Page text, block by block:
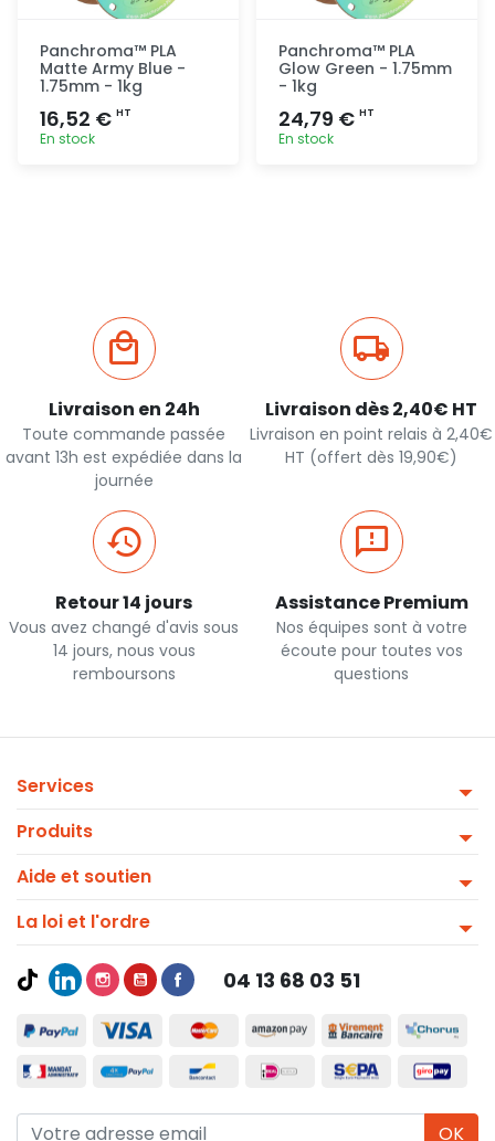
Panchroma™ PLA
Matte Army Blue -
1.75mm - 1kg
16,52 € HT
En stock
Panchroma™ PLA
Glow Green - 1.75mm
- 1kg
24,79 € HT
En stock
Livraison en 24h
Toute commande passée
avant 13h est expédiée dans la
journée
Livraison dès 2,40€ HT
Livraison en point relais à 2,40€
HT (offert dès 19,90€)
Retour 14 jours
Vous avez changé d'avis sous
14 jours, nous vous
remboursons
Assistance Premium
Nos équipes sont à votre
écoute pour toutes vos
questions
Services
Produits
Aide et soutien
La loi et l'ordre
04 13 68 03 51
OK